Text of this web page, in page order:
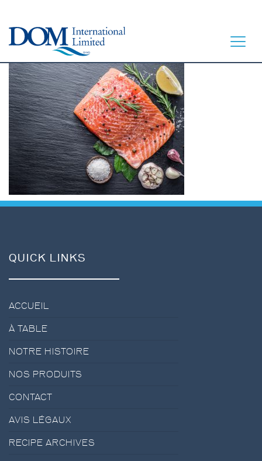
ACCUEIL
À TABLE
NOTRE HISTOIRE
NOS PRODUITS
QUICK LINKS
ACCUEIL
À TABLE
NOTRE HISTOIRE
NOS PRODUITS
CONTACT
AVIS LÉGAUX
RECIPE ARCHIVES